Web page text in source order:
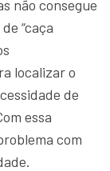
não consegue
“caça
localizar o
de
essa
com